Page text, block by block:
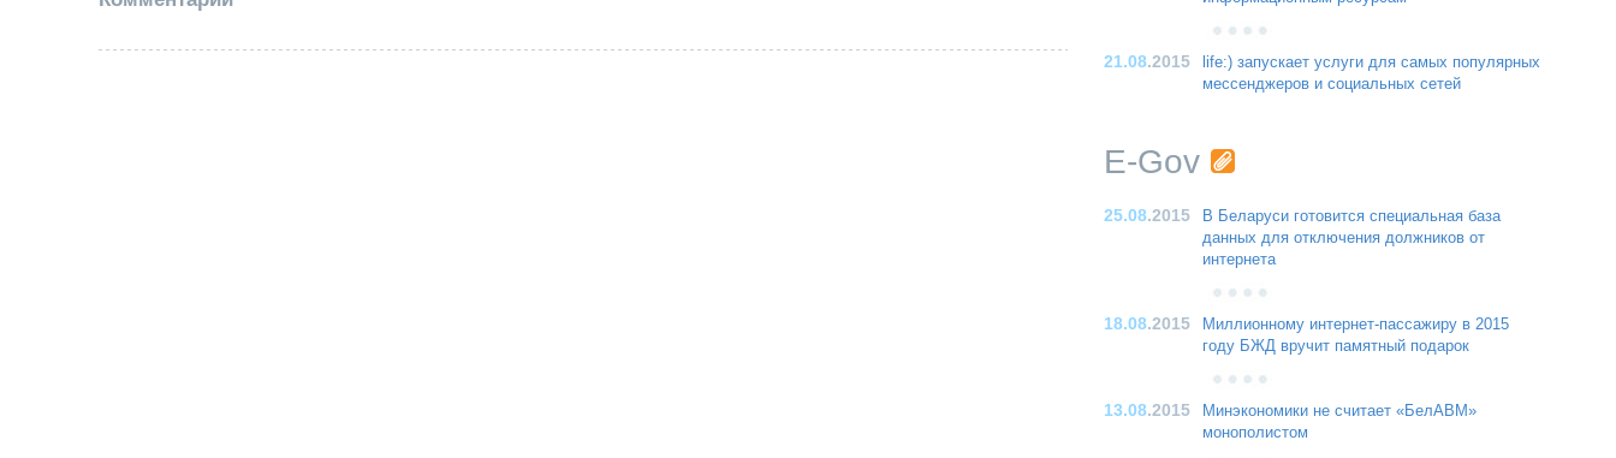
21.08.2015
life:) запускает услуги для самых популярных
мессенджеров и социальных сетей
E-Gov
25.08.2015
В Беларуси готовится специальная база
данных для отключения должников от
интернета
18.08.2015
Миллионному интернет-пассажиру в 2015
году БЖД вручит памятный подарок
13.08.2015
Минэкономики не считает «БелАВМ»
монополистом